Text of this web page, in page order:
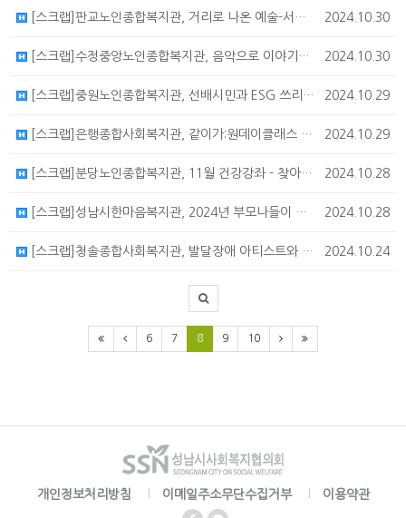
2024.10.30
[스크랩]판교노인종합복지관, 거리로 나온 예술-서커스 마술쇼 참여자 모집
2024.10.30
[스크랩]수정중앙노인종합복지관, 음악으로 이야기하는 나의 인생 참여자 모집
2024.10.29
[스크랩]중원노인종합복지관, 선배시민과 ESG 쓰리고! 다함께 흔드는 건강만보기 게릴라 줌바챌린지
2024.10.29
[스크랩]은행종합사회복지관, 같이가:원데이클래스 참가가정 모집
2024.10.28
[스크랩]분당노인종합복지관, 11월 건강강좌 - 찾아가는 심폐소생술
2024.10.28
[스크랩]성남시한마음복지관, 2024년 부모나들이 프로그램 이용자 모집
2024.10.24
[스크랩]청솔종합사회복지관, 발달장애 아티스트와 함께하는 힐링콘서트
6 7 8 9 10
개인정보처리방침 이메일주소무단수집거부 이용약관